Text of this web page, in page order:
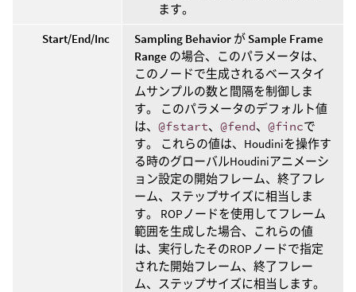
ます。
Start/End/Inc
Sampling Behavior が Sample Frame
Range の場合、このパラメータは、
このノードで生成されるベースタイ
ムサンプルの数と間隔を制御しま
す。 このパラメータのデフォルト値
は、 @fstart、 @fend、 @fincで
す。 これらの値は、Houdiniを操作す
る時のグローバルHoudiniアニメーシ
ョン設定の開始フレーム、終了フレ
ーム、ステップサイズに相当しま
す。 ROPノードを使用してフレーム
範囲を生成した場合、これらの値
は、実行したそのROPノードで指定
された開始フレーム、終了フレー
ム、ステップサイズに相当します。